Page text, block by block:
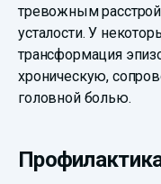
тревожным
усталости. У
трансформация
хроническую,
головной болью.